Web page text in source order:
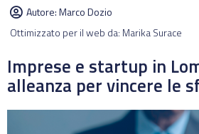
Autore:Marco Dozio
Ottimizzato per il web da: Marika Surace
Imprese e startup in
alleanza per vincere le